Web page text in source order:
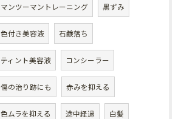
マンツーマントレーニング 黒ずみ
色付き美容液 石鹸落ち
ティント美容液 コンシーラー
傷の治り跡にも 赤みを抑える
色ムラを抑える 途中経過 白髪